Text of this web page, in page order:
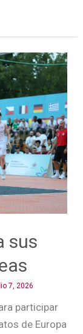
sus
7, 2026
participar
de Europa